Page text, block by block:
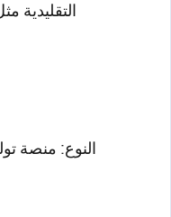
التقليدية مثل PowerPoint وGoogle Slides.
النوع: منصة